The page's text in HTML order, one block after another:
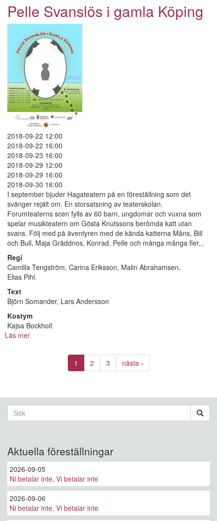
gamla
Köping
Pelle Svanslös i gamla Köping
2018-09-22 12:00
2018-09-22 16:00
2018-09-23 16:00
2018-09-29 12:00
2018-09-29 16:00
2018-09-30 16:00
I september bjuder Hagateatern på en föreställning som det
svänger rejält om. En storsatsning av teaterskolan.
Forumteaterns scen fylls av 60 barn, ungdomar och vuxna som
spelar musikteatern om Gösta Knutssons berömda katt utan
svans. Följ med på äventyren med de kända katterna Måns, Bill
och Bull, Maja Gräddnos, Konrad, Pelle och många många fler...
Regi
Camilla Tengström, Carina Eriksson, Malin Abrahamsen,
Elias Pihl.
Text
Björn Somander, Lars Andersson
Kostym
Kajsa Bockholt
Läs mer
1 2 3 nästa ›
Sökformulär
Aktuella föreställningar
2026-09-05
Ni betalar inte, Vi betalar inte
2026-09-06
Ni betalar inte, Vi betalar inte